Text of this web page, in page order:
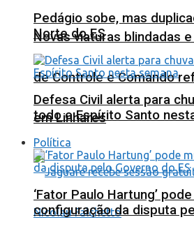
Novas viaturas blindadas
de Controle e Comando
em Linhares
Pedágio sobe, mas
Norte do ES
Defesa Civil alerta para
todo o Espírito Santo
Política
‘Fator Paulo Hartung’
configuração da disputa